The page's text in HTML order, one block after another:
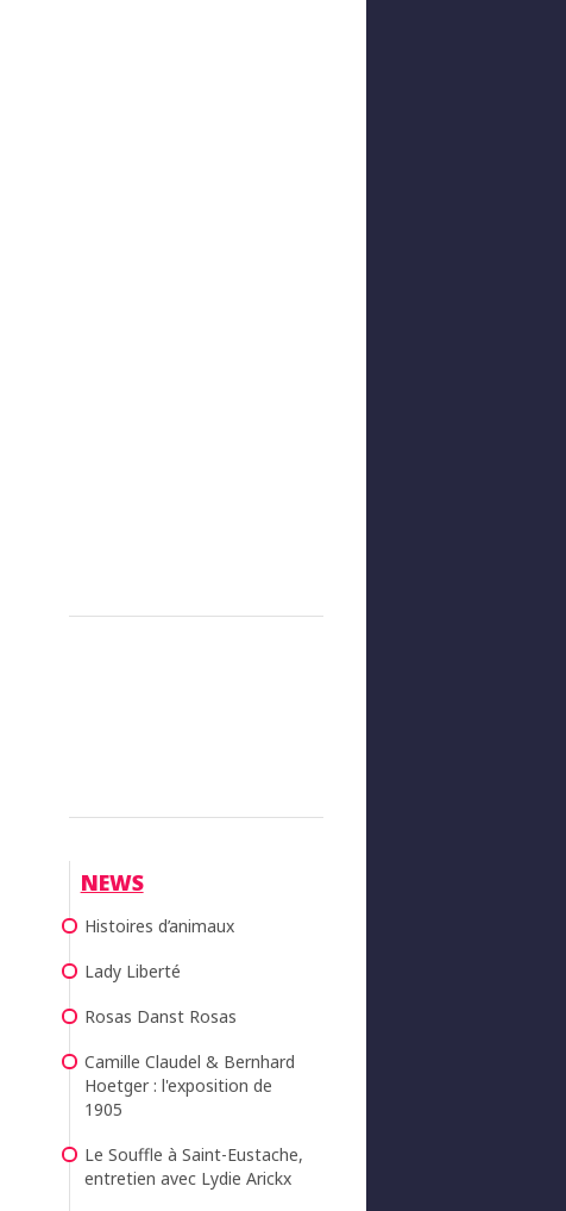
NEWS
Histoires d’animaux
Lady Liberté
Rosas Danst Rosas
Camille Claudel & Bernhard
Hoetger : l'exposition de
1905
Le Souffle à Saint-Eustache,
entretien avec Lydie Arickx